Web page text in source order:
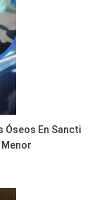
Óseos En Sancti